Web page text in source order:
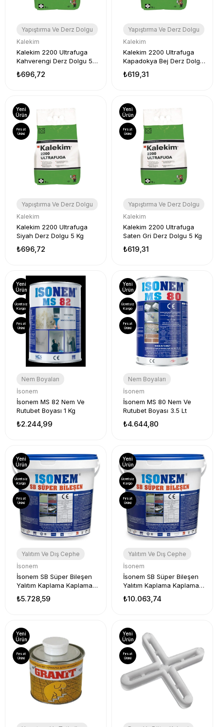
Yapıştırma Ve Derz Dolgu
Kalekim
Kalekim 2200 Ultrafuga
Kahverengi Derz Dolgu 5
₺696,72
Yapıştırma Ve Derz Dolgu
Kalekim
Kalekim 2200 Ultrafuga
Kapadokya Bej Derz Dolgu
₺619,31
Yapıştırma Ve Derz Dolgu
Kalekim
Kalekim 2200 Ultrafuga
Siyah Derz Dolgu 5 Kg
₺696,72
Yeni
Ürün
Fırsat
Ürünü
Yapıştırma Ve Derz Dolgu
Kalekim
Kalekim 2200 Ultrafuga
Saten Gri Derz Dolgu 5 Kg
₺619,31
Yeni
Ürün
Fırsat
Ürünü
Nem Boyaları
İsonem
İsonem MS 82 Nem Ve
Rutubet Boyası 1 Kg
₺2.244,99
Yeni
Ürün
Ücretsiz
Kargo
Fırsat
Ürünü
Nem Boyaları
İsonem
İsonem MS 80 Nem Ve
Rutubet Boyası 3.5 Lt
₺4.644,80
Yeni
Ürün
Ücretsiz
Kargo
Fırsat
Ürünü
Yalıtım Ve Dış Cephe
İsonem
İsonem SB Süper Bileşen
Yalıtım Kaplama Kaplaması
₺5.728,59
Yeni
Ürün
Ücretsiz
Kargo
Fırsat
Ürünü
Yalıtım Ve Dış Cephe
İsonem
İsonem SB Süper Bileşen
Yalıtım Kaplama Kaplaması
₺10.063,74
Yeni
Ürün
Ücretsiz
Kargo
Fırsat
Ürünü
Yeni
Ürün
Fırsat
Ürünü
Yeni
Ürün
Fırsat
Ürünü